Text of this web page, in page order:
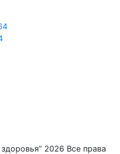
2026 Все права